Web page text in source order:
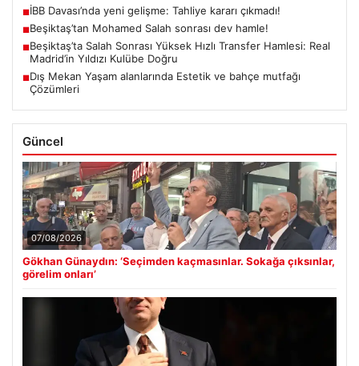
■İBB Davası’nda yeni gelişme: Tahliye kararı çıkmadı!
■Beşiktaş’tan Mohamed Salah sonrası dev hamle!
■Beşiktaş’ta Salah Sonrası Yüksek Hızlı Transfer Hamlesi: Real
Madrid’in Yıldızı Kulübe Doğru
■Dış Mekan Yaşam alanlarında Estetik ve bahçe mutfağı
Çözümleri
Güncel
07/08/2026
Gökhan Günaydın: ‘Seçimden kaçmasınlar. Sokağa çıksınlar,
görelim onları’